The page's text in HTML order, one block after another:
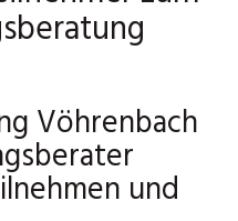
Vöhrenbach
und